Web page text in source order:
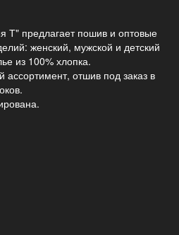
Т" предлагает пошив и оптовые
женский, мужской и детский
из 100% хлопка.
ассортимент, отшив под заказ в